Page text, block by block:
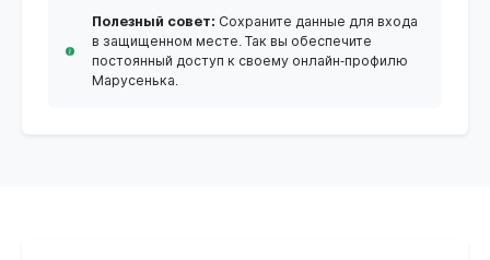
Полезный совет: Сохраните данные для входа
в защищенном месте. Так вы обеспечите
постоянный доступ к своему онлайн-профилю
Марусенька.